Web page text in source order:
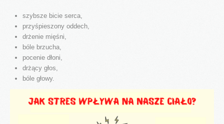
szybsze bicie serca,
przyśpieszony oddech,
drżenie mięśni,
bóle brzucha,
pocenie dłoni,
drżący głos,
bóle głowy.